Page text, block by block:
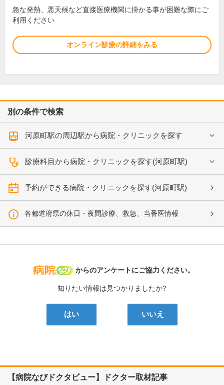
急な発熱、悪天候など直接医療機関に掛かる事が困難な際にご
利用ください
オンライン診療の詳細をみる
別の条件で検索
河原町駅の周辺駅から病院・クリニックを探す
診療科目から病院・クリニックを探す(河原町駅)
予約ができる病院・クリニックを探す(河原町駅)
各都道府県の休日・夜間診療、救急、当番医情報
病院なび
からのアンケートにご協力ください。
知りたい情報は見つかりましたか?
はい いいえ
【病院なびドクタビュー】ドクター取材記事